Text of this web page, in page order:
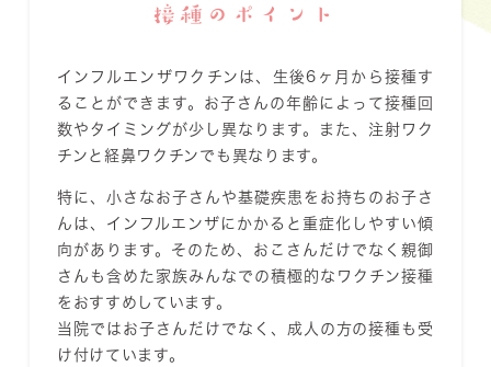
接種のポイント
インフルエンザワクチンは、生後6ヶ月から接種す
ることができます。お子さんの年齢によって接種回
数やタイミングが少し異なります。また、注射ワク
チンと経鼻ワクチンでも異なります。
特に、小さなお子さんや基礎疾患をお持ちのお子さ
んは、インフルエンザにかかると重症化しやすい傾
向があります。そのため、おこさんだけでなく親御
さんも含めた家族みんなでの積極的なワクチン接種
をおすすめしています。
当院ではお子さんだけでなく、成人の方の接種も受
け付けています。